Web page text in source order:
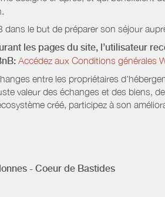
le but de préparer son séjour
les pages du site, l’utilisateur
Accédez aux Conditions générales
entre les propriétaires
valeur des échanges et des biens,
créé, participez à son
- Coeur de Bastides